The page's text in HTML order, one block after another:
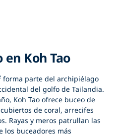
Koh Tao
forma parte del archipiélago
del golfo de Tailandia.
Koh Tao ofrece buceo de
de coral, arrecifes
Rayas y meros patrullan las
los buceadores más